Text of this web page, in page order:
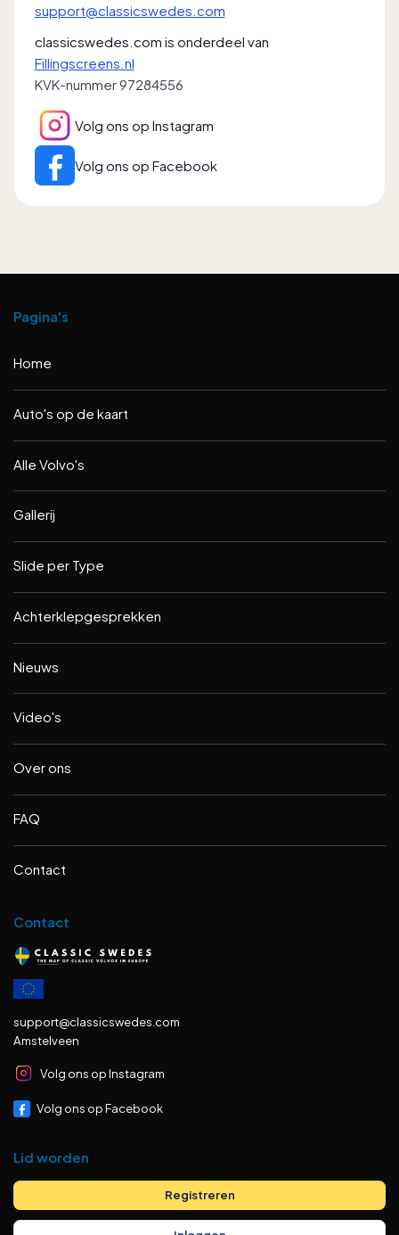
support@classicswedes.com
classicswedes.com is onderdeel van
Fillingscreens.nl
KVK-nummer 97284556
Volg ons op Instagram
Volg ons op Facebook
Pagina's
Home
Auto's op de kaart
Alle Volvo's
Gallerij
Slide per Type
Achterklepgesprekken
Nieuws
Video's
Over ons
FAQ
Contact
Contact
support@classicswedes.com
Amstelveen
Volg ons op Instagram
Volg ons op Facebook
Lid worden
Registreren